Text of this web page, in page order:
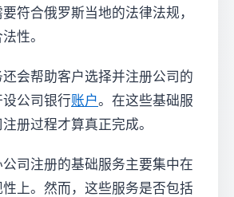
符合俄罗斯当地的法律法规，
性。
会帮助客户选择并注册公司的
公司银行账户。在这些基础服
册过程才算真正完成。
司注册的基础服务主要集中在
上。然而，这些服务是否包括